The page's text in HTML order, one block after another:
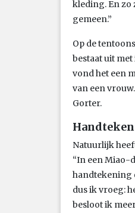
kleding. En zo
gemeen.”
Op de
bestaat uit
vond het een
van een
Gorter.
Natuurlijk
“In een Miao-
handtekening
dus ik vroeg:
besloot ik